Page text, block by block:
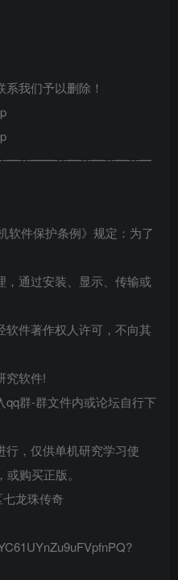
我们予以删除！
软件保护条例》规定：为了
通过安装、显示、传输或
件著作权人许可，不向其
究软件!
群-群文件内或论坛自行下
行，仅供单机研究学习使
购买正版。
龙珠传奇